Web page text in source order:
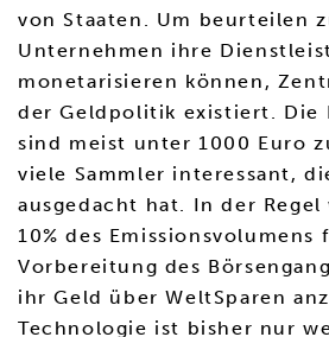
von Staaten. Um beurteilen
Unternehmen ihre
monetarisieren können,
der Geldpolitik existiert. Die
sind meist unter 1000 Euro
viele Sammler interessant,
ausgedacht hat. In der Regel
10% des Emissionsvolumens
Vorbereitung des
ihr Geld über WeltSparen
Technologie ist bisher nur